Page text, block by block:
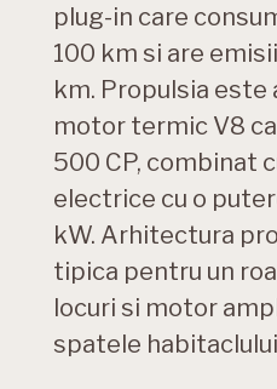
plug-in care
100 km si are
km. Propulsia este
motor termic V8
500 CP, combinat
electrice cu o
kW. Arhitectura
tipica pentru un
locuri si motor
spatele